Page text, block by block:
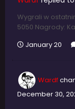
Wygrali w
5050 Nagrody:
January 20
Wardf
December 30,